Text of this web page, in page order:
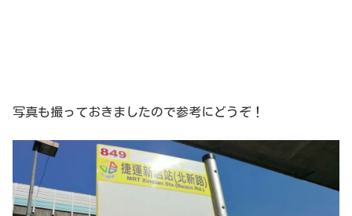
写真も撮っておきましたので参考にどうぞ！